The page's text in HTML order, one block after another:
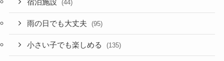
宿泊施設 (44)
雨の日でも大丈夫 (95)
小さい子でも楽しめる (135)